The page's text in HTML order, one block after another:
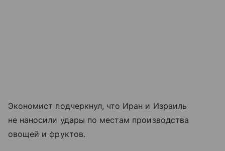
Экономист подчеркнул, что Иран и Израиль
не наносили удары по местам производства
овощей и фруктов.